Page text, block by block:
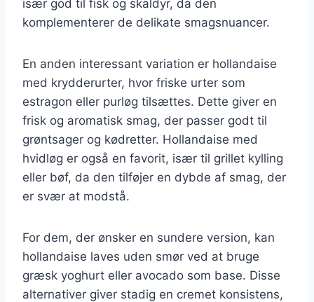
især god til fisk og skaldyr, da den
komplementerer de delikate smagsnuancer.
En anden interessant variation er hollandaise
med krydderurter, hvor friske urter som
estragon eller purløg tilsættes. Dette giver en
frisk og aromatisk smag, der passer godt til
grøntsager og kødretter. Hollandaise med
hvidløg er også en favorit, især til grillet kylling
eller bøf, da den tilføjer en dybde af smag, der
er svær at modstå.
For dem, der ønsker en sundere version, kan
hollandaise laves uden smør ved at bruge
græsk yoghurt eller avocado som base. Disse
alternativer giver stadig en cremet konsistens,